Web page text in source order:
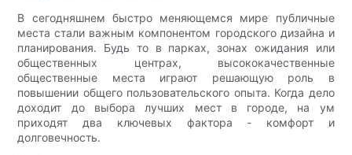
В сегодняшнем быстро меняющемся мире публичные
места стали важным компонентом городского дизайна и
планирования. Будь то в парках, зонах ожидания или
общественных центрах, высококачественные
общественные места играют решающую роль в
повышении общего пользовательского опыта. Когда дело
доходит до выбора лучших мест в городе, на ум
приходят два ключевых фактора - комфорт и
долговечность.